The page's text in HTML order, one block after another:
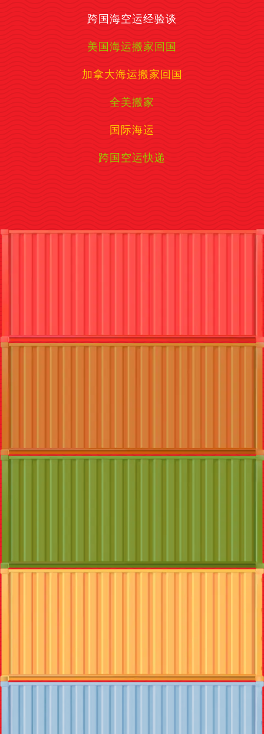
跨国海空运经验谈
美国海运搬家回国
加拿大海运搬家回国
全美搬家
国际海运
跨国空运快递